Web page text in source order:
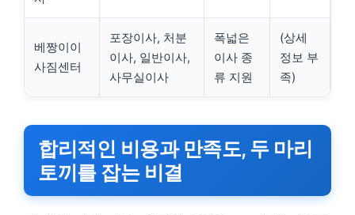
베짱이이
사짐센터
포장이사, 처분
이사, 일반이사,
사무실이사
폭넓은
이사 종
류 지원
(상세
정보 부
족)
합리적인 비용과 만족도, 두 마리
토끼를 잡는 비결